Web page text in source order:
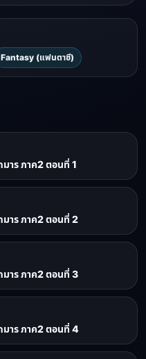
Fantasy (แฟนตาซี)
Jujutsu Kaisen ss2 มหาเวทย์ผนึกมาร ภาค2 ตอนที่ 1
Jujutsu Kaisen ss2 มหาเวทย์ผนึกมาร ภาค2 ตอนที่ 2
Jujutsu Kaisen ss2 มหาเวทย์ผนึกมาร ภาค2 ตอนที่ 3
Jujutsu Kaisen ss2 มหาเวทย์ผนึกมาร ภาค2 ตอนที่ 4